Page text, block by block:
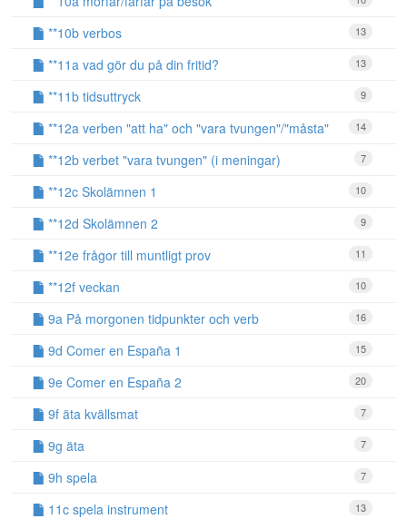
13
**10b verbos
13
**11a vad gör du på din fritid?
9
**11b tidsuttryck
14
**12a verben "att ha" och "vara tvungen"/"måsta"
7
**12b verbet "vara tvungen" (i meningar)
10
**12c Skolämnen 1
9
**12d Skolämnen 2
11
**12e frågor till muntligt prov
10
**12f veckan
16
9a På morgonen tidpunkter och verb
15
9d Comer en España 1
20
9e Comer en España 2
7
9f äta kvällsmat
7
9g äta
7
9h spela
13
11c spela instrument